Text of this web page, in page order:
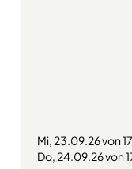
Mi, 23.09.26 von
Do, 24.09.26 von